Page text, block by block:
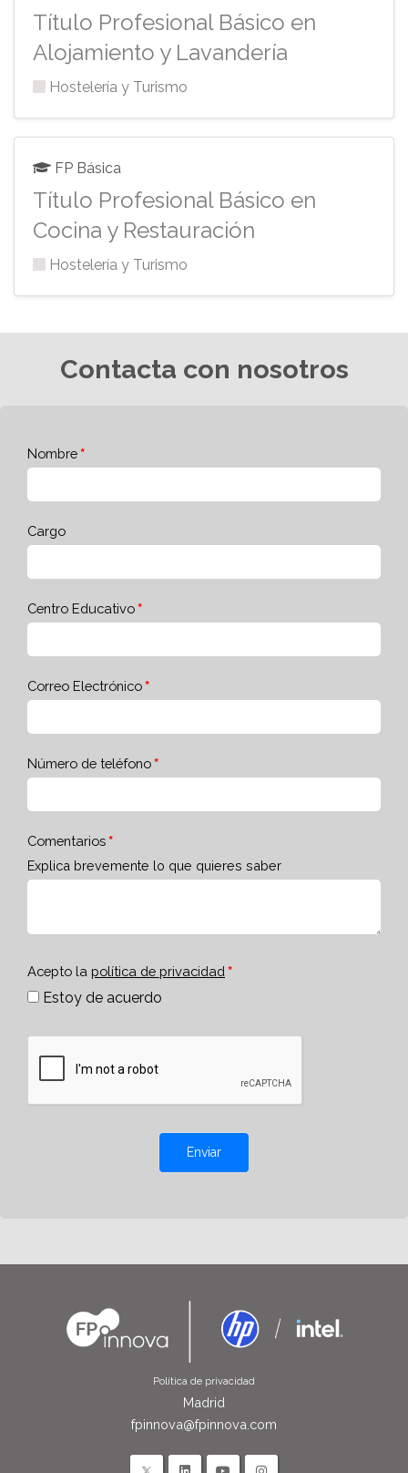
Título Profesional Básico en
Alojamiento y Lavandería
Hostelería y Turismo
FP Básica
Título Profesional Básico en
Cocina y Restauración
Hostelería y Turismo
Contacta con nosotros
Nombre
Cargo
Centro Educativo
Correo Electrónico
Número de teléfono
Comentarios
Explica brevemente lo que quieres saber
Acepto la política de privacidad
Estoy de acuerdo
Enviar
Política de privacidad
Madrid
fpinnova@fpinnova.com